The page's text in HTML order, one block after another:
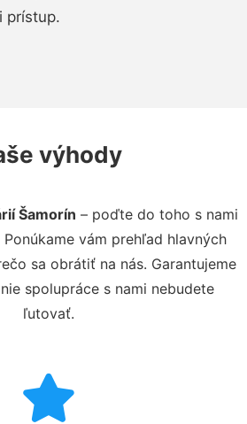
prístup.
výhody
Šamorín – poďte do toho s nami
vám prehľad hlavných
sa obrátiť na nás. Garantujeme
spolupráce s nami nebudete
ľutovať.